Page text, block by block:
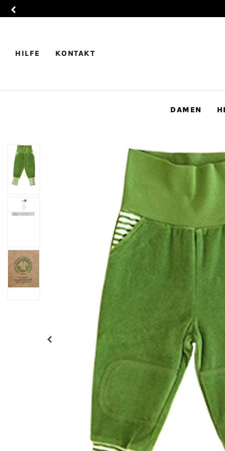
HILFE KONTAKT
DAMEN